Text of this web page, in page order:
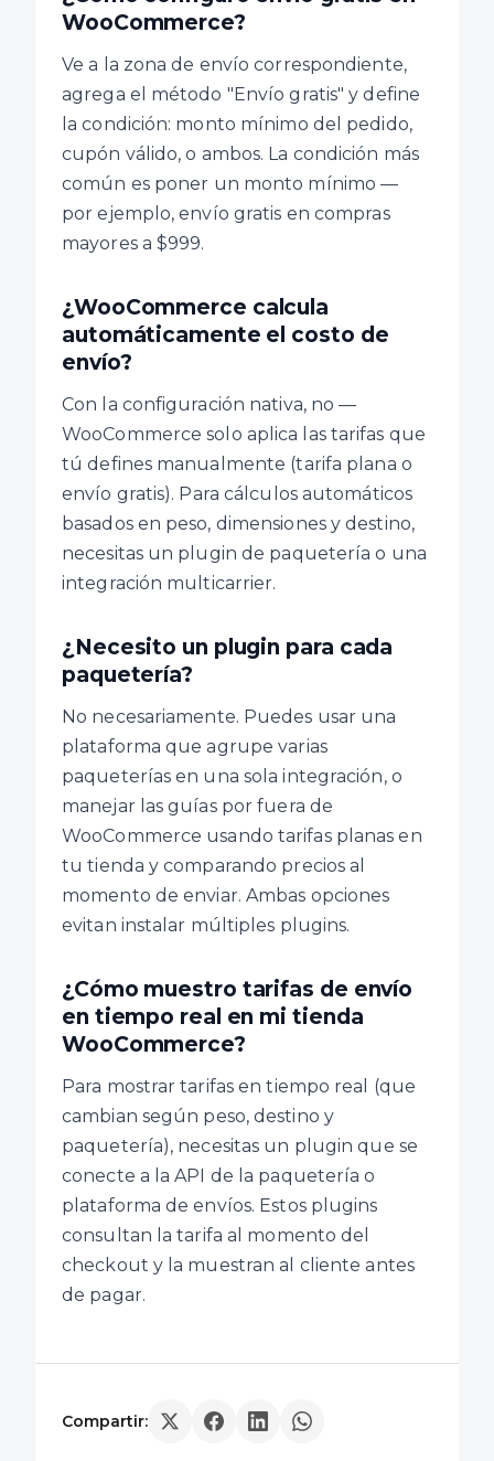
WooCommerce?
Ve a la zona de envío correspondiente,
agrega el método "Envío gratis" y define
la condición: monto mínimo del pedido,
cupón válido, o ambos. La condición más
común es poner un monto mínimo —
por ejemplo, envío gratis en compras
mayores a $999.
¿WooCommerce calcula
automáticamente el costo de
envío?
Con la configuración nativa, no —
WooCommerce solo aplica las tarifas que
tú defines manualmente (tarifa plana o
envío gratis). Para cálculos automáticos
basados en peso, dimensiones y destino,
necesitas un plugin de paquetería o una
integración multicarrier.
¿Necesito un plugin para cada
paquetería?
No necesariamente. Puedes usar una
plataforma que agrupe varias
paqueterías en una sola integración, o
manejar las guías por fuera de
WooCommerce usando tarifas planas en
tu tienda y comparando precios al
momento de enviar. Ambas opciones
evitan instalar múltiples plugins.
¿Cómo muestro tarifas de envío
en tiempo real en mi tienda
WooCommerce?
Para mostrar tarifas en tiempo real (que
cambian según peso, destino y
paquetería), necesitas un plugin que se
conecte a la API de la paquetería o
plataforma de envíos. Estos plugins
consultan la tarifa al momento del
checkout y la muestran al cliente antes
de pagar.
Compartir: